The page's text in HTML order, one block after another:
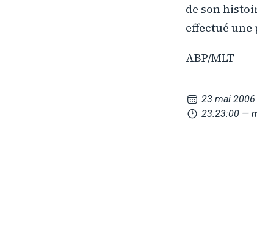
de son
effectué une
ABP/MLT
23 mai 2006
23:23:00 —